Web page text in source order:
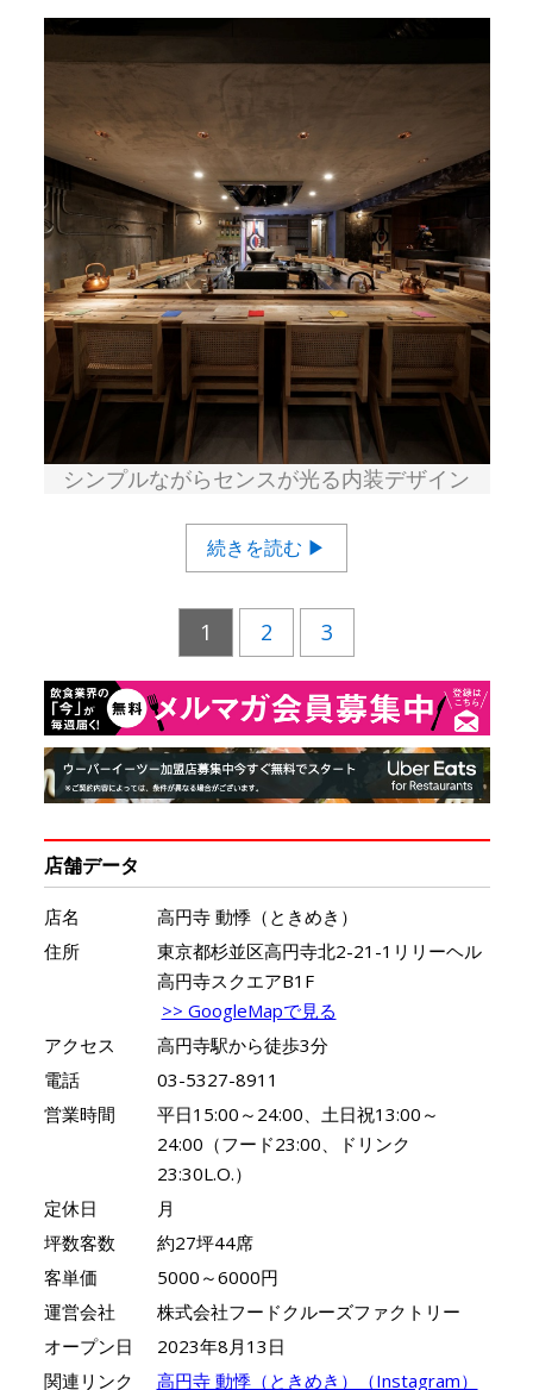
シンプルながらセンスが光る内装デザイン
続きを読む ▶
1 2 3
店舗データ
店名
高円寺 動悸（ときめき）
住所
東京都杉並区高円寺北2-21-1リリーヘル
高円寺スクエアB1F
>> GoogleMapで見る
アクセス
高円寺駅から徒歩3分
電話
03-5327-8911
営業時間
平日15:00～24:00、土日祝13:00～
24:00（フード23:00、ドリンク
23:30L.O.）
定休日
月
坪数客数
約27坪44席
客単価
5000～6000円
運営会社
株式会社フードクルーズファクトリー
オープン日
2023年8月13日
関連リンク
高円寺 動悸（ときめき）（Instagram）